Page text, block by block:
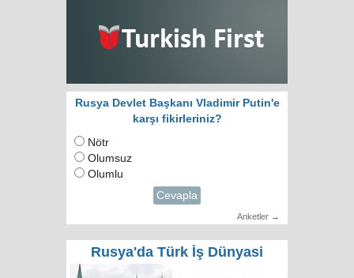
Rusya Devlet Başkanı Vladimir Putin'e
karşı fikirleriniz?
Nötr
Olumsuz
Olumlu
Cevapla
Anketler →
Rusya'da Türk İş Dünyasi